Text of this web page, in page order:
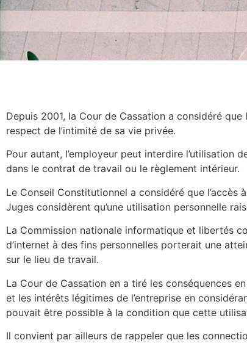
Depuis 2001, la Cour de Cassation a considéré
respect de l’intimité de sa vie privée.
Pour autant, l’employeur peut interdire l’utilisation
dans le contrat de travail ou le règlement intérieur.
Le Conseil Constitutionnel a considéré que
Juges considèrent qu’une utilisation personnelle
La Commission nationale informatique et libertés
d’internet à des fins personnelles porterait une
sur le lieu de travail.
La Cour de Cassation en a tiré les conséquences
et les intérêts légitimes de l’entreprise en
pouvait être possible à la condition que cette
Il convient par ailleurs de rappeler que les